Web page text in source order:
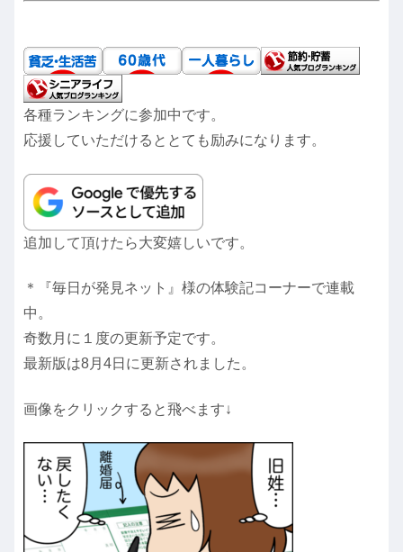
各種ランキングに参加中です。
応援していただけるととても励みになります。
追加して頂けたら大変嬉しいです。
＊『毎日が発見ネット』様の体験記コーナーで連載
中。
奇数月に１度の更新予定です。
最新版は8月4日に更新されました。
画像をクリックすると飛べます↓